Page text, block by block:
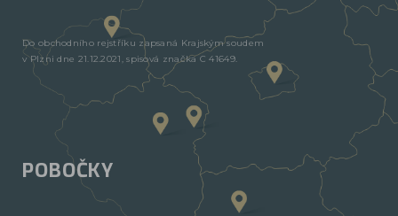
Do obchodního rejstříku zapsaná Krajským soudem
v Plzni dne 21.12.2021, spisová značka C 41649.
POBOČKY